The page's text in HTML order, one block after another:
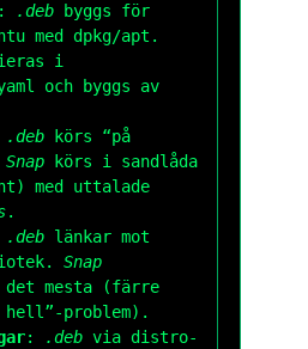
: .deb byggs för
med dpkg/apt .
i
och byggs av
.deb körs “på
Snap körs i sandlåda
med uttalade
.
.deb länkar mot
Snap
det mesta (färre
hell”-problem).
: .deb via distro-